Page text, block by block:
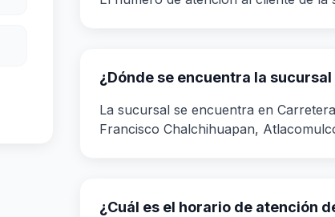
¿Dónde se encuentra la
La sucursal se encuentra en
Francisco Chalchihuapan,
¿Cuál es el horario de atención